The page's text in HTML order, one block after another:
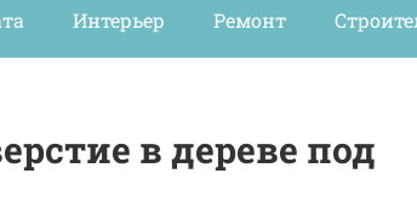
Интерьер Ремонт
в дереве под